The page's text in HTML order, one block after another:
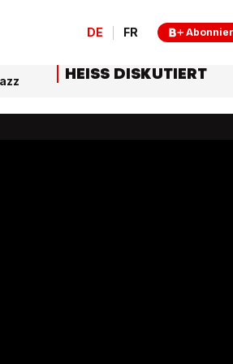
DE FR
HEISS DISKUTIERT